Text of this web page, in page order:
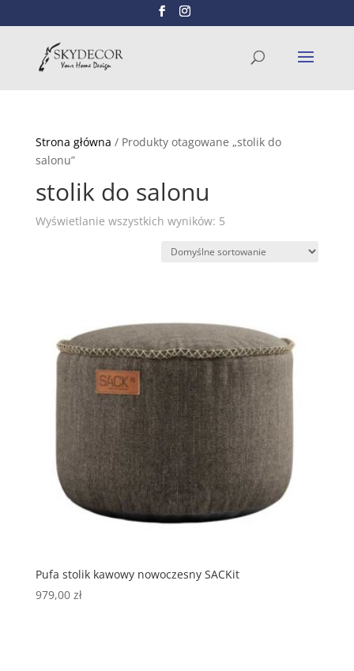
Strona główna / Produkty otagowane „stolik do
salonu”
stolik do salonu
Wyświetlanie wszystkich wyników: 5
Pufa stolik kawowy nowoczesny SACKit
979,00 zł